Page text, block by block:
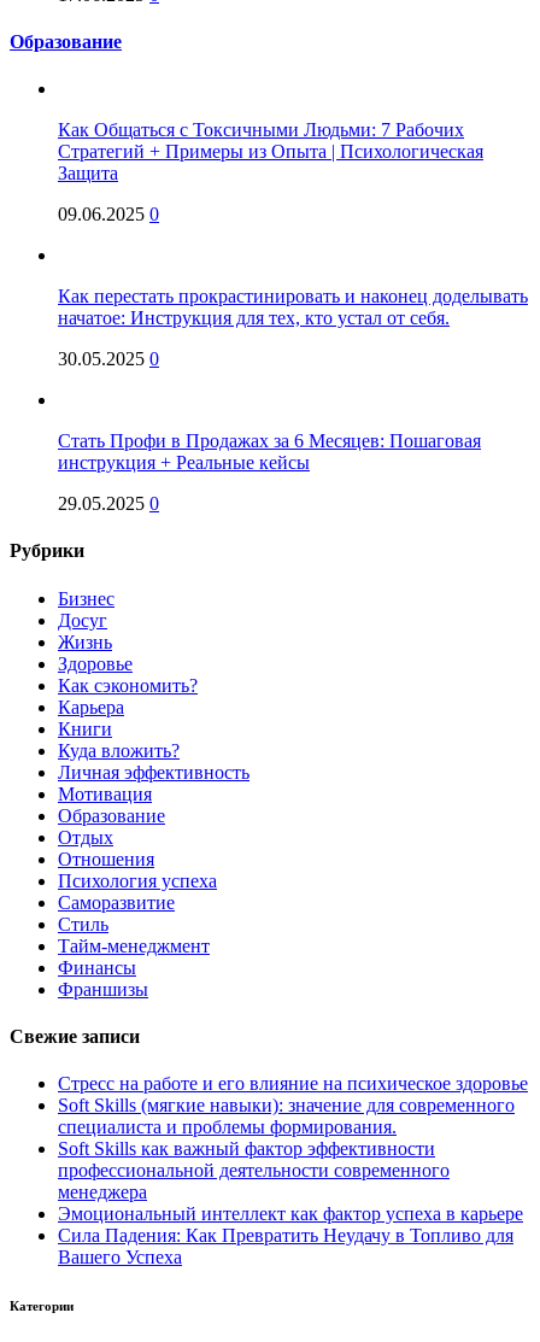
Образование
Как Общаться с Токсичными Людьми: 7 Рабочих
Стратегий + Примеры из Опыта | Психологическая
Защита
09.06.2025 0
Как перестать прокрастинировать и наконец доделывать
начатое: Инструкция для тех, кто устал от себя.
30.05.2025 0
Стать Профи в Продажах за 6 Месяцев: Пошаговая
инструкция + Реальные кейсы
29.05.2025 0
Рубрики
Бизнес
Досуг
Жизнь
Здоровье
Как сэкономить?
Карьера
Книги
Куда вложить?
Личная эффективность
Мотивация
Образование
Отдых
Отношения
Психология успеха
Саморазвитие
Стиль
Тайм-менеджмент
Финансы
Франшизы
Свежие записи
Стресс на работе и его влияние на психическое здоровье
Soft Skills (мягкие навыки): значение для современного
специалиста и проблемы формирования.
Soft Skills как важный фактор эффективности
профессиональной деятельности современного
менеджера
Эмоциональный интеллект как фактор успеха в карьере
Сила Падения: Как Превратить Неудачу в Топливо для
Вашего Успеха
Категории